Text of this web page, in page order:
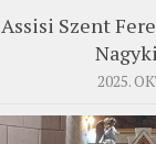
Assisi Szent
2025.